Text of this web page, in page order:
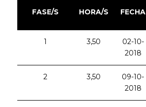
FASE/S HORA/S FECHA
1 3,50
02-10-
2018
2 3,50
09-10-
2018